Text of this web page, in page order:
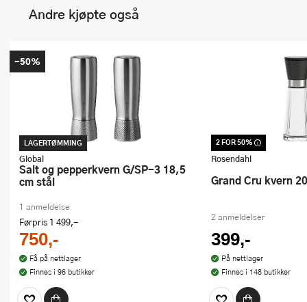
Andre kjøpte også
LAGERTØMMING
Global
Salt og pepperkvern G/SP-3 18,5
cm stål
1 anmeldelse
Førpris 1 499,-
750,-
Få på nettlager
Finnes i 96 butikker
-50%
2 FOR 50%
Dette produktet er
kampanje. Benytt
Rosendahl
Grand Cru kvern
2 anmeldelser
399,-
På nettlager
Finnes i 148 butikker